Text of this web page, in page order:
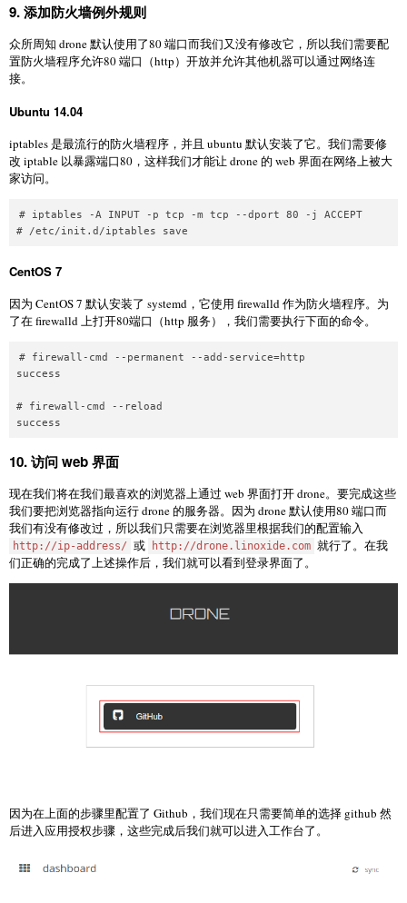
9. 添加防火墙例外规则
众所周知 drone 默认使用了80 端口而我们又没有修改它，所以我们需要配
置防火墙程序允许80 端口（http）开放并允许其他机器可以通过网络连
接。
Ubuntu 14.04
iptables 是最流行的防火墙程序，并且 ubuntu 默认安装了它。我们需要修
改 iptable 以暴露端口80，这样我们才能让 drone 的 web 界面在网络上被大
家访问。
# iptables -A INPUT -p tcp -m tcp --dport 80 -j ACCEPT
CentOS 7
因为 CentOS 7 默认安装了 systemd，它使用 firewalld 作为防火墙程序。为
了在 firewalld 上打开80端口（http 服务），我们需要执行下面的命令。
# firewall-cmd --permanent --add-service=http
success
# firewall-cmd --reload
10. 访问 web 界面
现在我们将在我们最喜欢的浏览器上通过 web 界面打开 drone。要完成这些
我们要把浏览器指向运行 drone 的服务器。因为 drone 默认使用80 端口而
我们有没有修改过，所以我们只需要在浏览器里根据我们的配置输入
http://ip-address/ 或 http://drone.linoxide.com 就行了。在我
们正确的完成了上述操作后，我们就可以看到登录界面了。
因为在上面的步骤里配置了 Github，我们现在只需要简单的选择 github 然
后进入应用授权步骤，这些完成后我们就可以进入工作台了。